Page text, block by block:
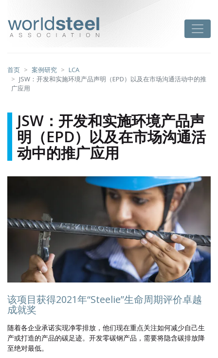
首页 案例研究
LCA
JSW：开发和实施环境产品声明（EPD）以及在市场沟通活动中的推
广应用
JSW：开发和实施环境产品声
明（EPD）以及在市场沟通活
动中的推广应用
该项目获得2021年“Steelie”生命周期评价卓越
成就奖
随着各企业承诺实现净零排放，他们现在重点关注如何减少自己生
产或打造的产品的碳足迹。开发零碳钢产品，需要将隐含碳排放降
至绝对最低。